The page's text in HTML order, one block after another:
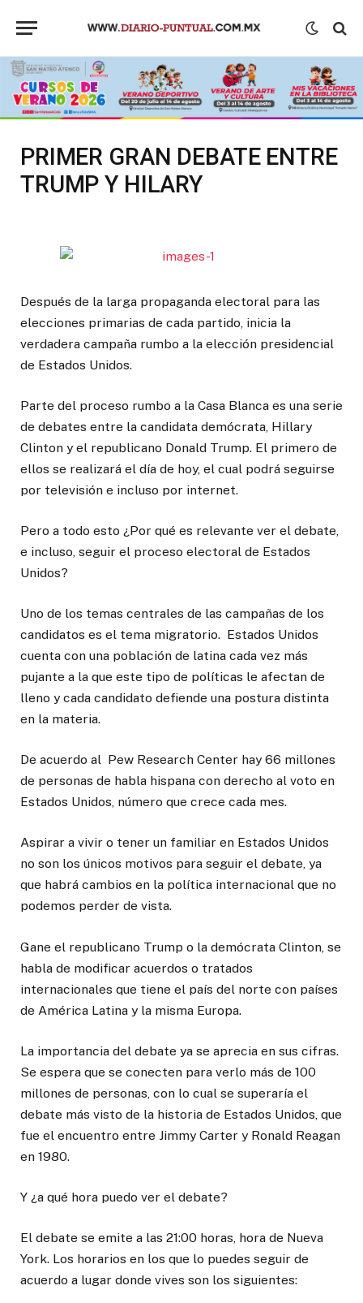
PRIMER GRAN DEBATE ENTRE
TRUMP Y HILARY
Después de la larga propaganda electoral para las
elecciones primarias de cada partido, inicia la
verdadera campaña rumbo a la elección presidencial
de Estados Unidos.
Parte del proceso rumbo a la Casa Blanca es una serie
de debates entre la candidata demócrata, Hillary
Clinton y el republicano Donald Trump. El primero de
ellos se realizará el día de hoy, el cual podrá seguirse
por televisión e incluso por internet.
Pero a todo esto ¿Por qué es relevante ver el debate,
e incluso, seguir el proceso electoral de Estados
Unidos?
Uno de los temas centrales de las campañas de los
candidatos es el tema migratorio. Estados Unidos
cuenta con una población de latina cada vez más
pujante a la que este tipo de políticas le afectan de
lleno y cada candidato defiende una postura distinta
en la materia.
De acuerdo al Pew Research Center hay 66 millones
de personas de habla hispana con derecho al voto en
Estados Unidos, número que crece cada mes.
Aspirar a vivir o tener un familiar en Estados Unidos
no son los únicos motivos para seguir el debate, ya
que habrá cambios en la política internacional que no
podemos perder de vista.
Gane el republicano Trump o la demócrata Clinton, se
habla de modificar acuerdos o tratados
internacionales que tiene el país del norte con países
de América Latina y la misma Europa.
La importancia del debate ya se aprecia en sus cifras.
Se espera que se conecten para verlo más de 100
millones de personas, con lo cual se superaría el
debate más visto de la historia de Estados Unidos, que
fue el encuentro entre Jimmy Carter y Ronald Reagan
en 1980.
Y ¿a qué hora puedo ver el debate?
El debate se emite a las 21:00 horas, hora de Nueva
York. Los horarios en los que lo puedes seguir de
acuerdo a lugar donde vives son los siguientes: